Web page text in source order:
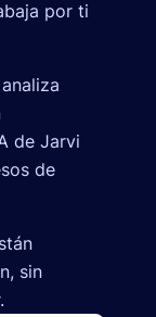
por ti
de Jarvi
de
sin